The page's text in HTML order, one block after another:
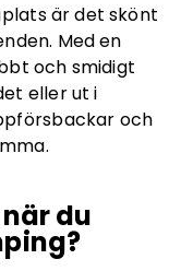
är det skönt
Med en
och smidigt
eller ut i
och
du